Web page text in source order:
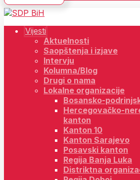
Vijesti
Aktuelnosti
Saopštenja i izjave
Intervju
Kolumna/Blog
Drugi o nama
Lokalne organizacije
Bosansko-
Hercegovačko-
kanton
Kanton 10
Kanton Sarajevo
Posavski kanton
Regija Banja Luka
Distriktna